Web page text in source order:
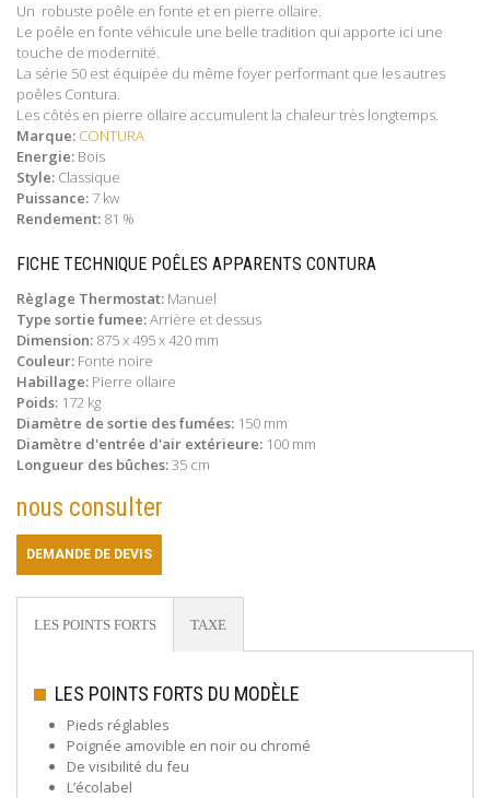
Un robuste poêle en fonte et en pierre ollaire.
Le poêle en fonte véhicule une belle tradition qui apporte ici une
touche de modernité.
La série 50 est équipée du même foyer performant que les autres
poêles Contura.
Les côtés en pierre ollaire accumulent la chaleur très longtemps.
Marque: CONTURA
Energie: Bois
Style: Classique
Puissance: 7 kw
Rendement: 81 %
FICHE TECHNIQUE POÊLES APPARENTS CONTURA
Règlage Thermostat: Manuel
Type sortie fumee:Arrière et dessus
Dimension: 875 x 495 x 420 mm
Couleur: Fonte noire
Habillage: Pierre ollaire
Poids: 172 kg
Diamètre de sortie des fumées: 150 mm
Diamètre d'entrée d'air extérieure: 100 mm
Longueur des bûches:35 cm
nous consulter
DEMANDE DE DEVIS
LES POINTS FORTS TAXE
LES POINTS FORTS DU MODÈLE
Pieds réglables
Poignée amovible en noir ou chromé
De visibilité du feu
L’écolabel